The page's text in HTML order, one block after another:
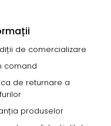
de comercializare
comand
de returnare a
produselor